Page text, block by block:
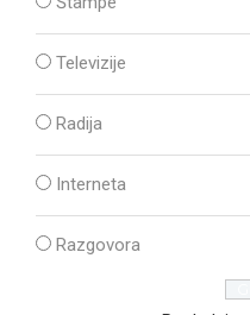
Televizije
Radija
Interneta
Razgovora